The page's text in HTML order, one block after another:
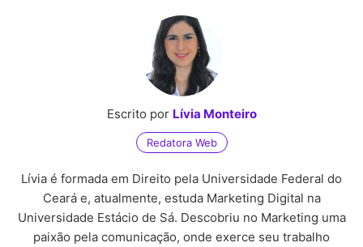
Escrito por Lívia Monteiro
Redatora Web
Lívia é formada em Direito pela Universidade Federal do
Ceará e, atualmente, estuda Marketing Digital na
Universidade Estácio de Sá. Descobriu no Marketing uma
paixão pela comunicação, onde exerce seu trabalho